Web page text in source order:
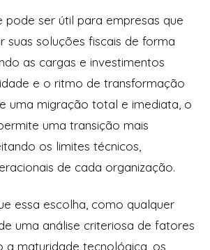
pode ser útil para empresas que
suas soluções fiscais de forma
as cargas e investimentos
e o ritmo de transformação
uma migração total e imediata, o
uma transição mais
os limites técnicos,
de cada organização.
essa escolha, como qualquer
uma análise criteriosa de fatores
a maturidade tecnológica, os